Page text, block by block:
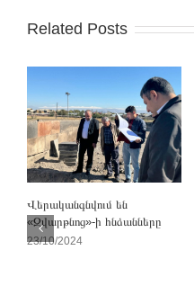
Related Posts
Վերականգնվում են
«Զվարթնոց»-ի հնձանները
23/10/2024